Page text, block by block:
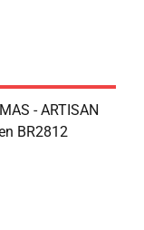
- ARTISAN
BR2812